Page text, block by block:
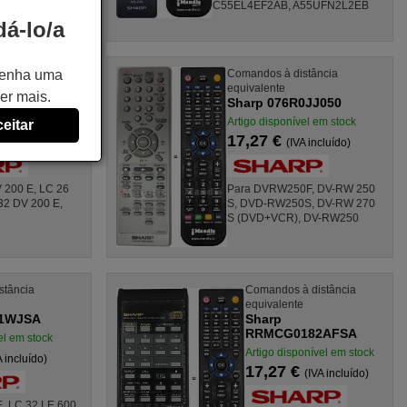
C55EL4EF2AB, A55UFN2L2EB
em stock
incluído)
200 E, LC 26
DV 200 E,
Comandos à distância
equivalente
Sharp 076R0JJ050
Artigo disponível em stock
17,27 € (IVA incluído)
Para DVRW250F, DV-RW 250
S, DVD-RW250S, DV-RW 270
S (DVD+VCR), DV-RW250
em stock
incluído)
Comandos à distância
equivalente
Sharp
RRMCG0182AFSA
Artigo disponível em stock
17,27 € (IVA incluído)
lo/a
uma
mais.